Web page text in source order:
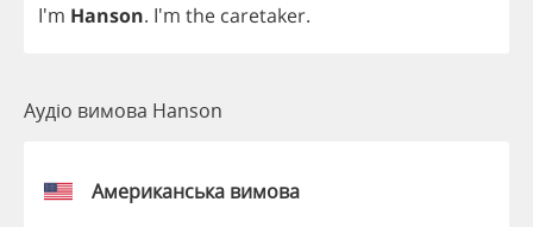
I'm Hanson. I'm the caretaker.
Аудіо вимова Hanson
Американська вимова